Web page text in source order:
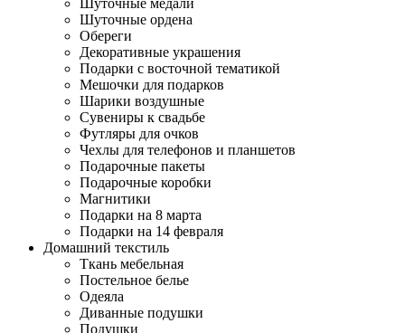
Шуточные медали
Шуточные ордена
Обереги
Декоративные украшения
Подарки с восточной тематикой
Мешочки для подарков
Шарики воздушные
Сувениры к свадьбе
Футляры для очков
Чехлы для телефонов и планшетов
Подарочные пакеты
Подарочные коробки
Магнитики
Подарки на 8 марта
Подарки на 14 февраля
Домашний текстиль
Ткань мебельная
Постельное белье
Одеяла
Диванные подушки
Подушки